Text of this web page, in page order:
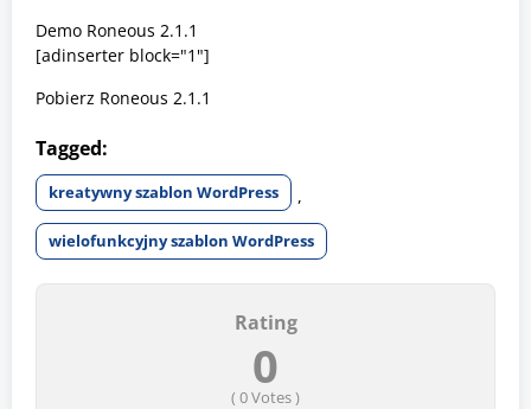
Demo Roneous 2.1.1
[adinserter block="1"]
Pobierz Roneous 2.1.1
Tagged:
kreatywny szablon WordPress ,
wielofunkcyjny szablon WordPress
Rating
0
( 0Votes )